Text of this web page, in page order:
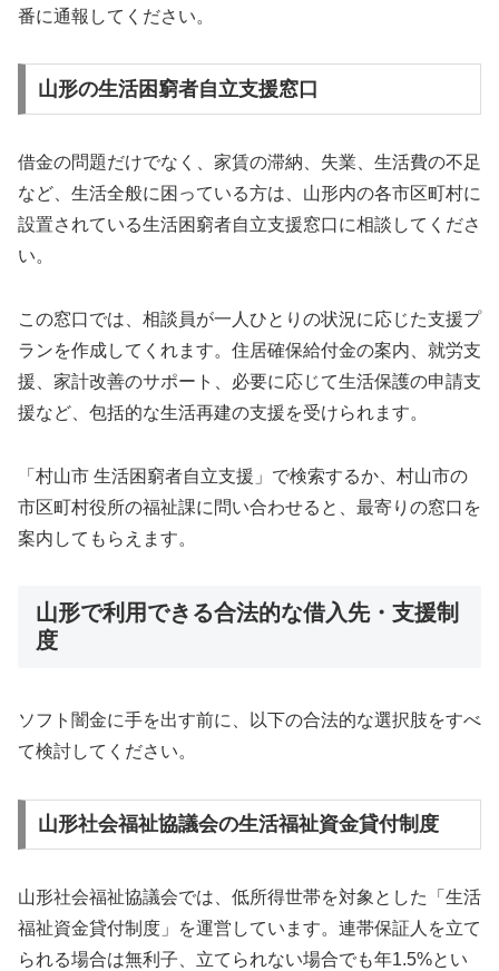
番に通報してください。
山形の生活困窮者自立支援窓口
借金の問題だけでなく、家賃の滞納、失業、生活費の不足
など、生活全般に困っている方は、山形内の各市区町村に
設置されている生活困窮者自立支援窓口に相談してくださ
い。
この窓口では、相談員が一人ひとりの状況に応じた支援プ
ランを作成してくれます。住居確保給付金の案内、就労支
援、家計改善のサポート、必要に応じて生活保護の申請支
援など、包括的な生活再建の支援を受けられます。
「村山市 生活困窮者自立支援」で検索するか、村山市の
市区町村役所の福祉課に問い合わせると、最寄りの窓口を
案内してもらえます。
山形で利用できる合法的な借入先・支援制
度
ソフト闇金に手を出す前に、以下の合法的な選択肢をすべ
て検討してください。
山形社会福祉協議会の生活福祉資金貸付制度
山形社会福祉協議会では、低所得世帯を対象とした「生活
福祉資金貸付制度」を運営しています。連帯保証人を立て
られる場合は無利子、立てられない場合でも年1.5%とい